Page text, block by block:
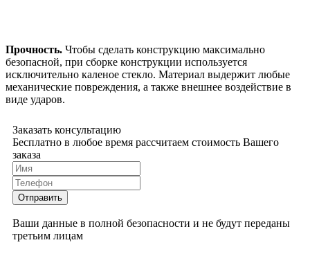
Прочность. Чтобы сделать конструкцию максимально
безопасной, при сборке конструкции используется
исключительно каленое стекло. Материал выдержит любые
механические повреждения, а также внешнее воздействие в
виде ударов.
Заказать консультацию
Бесплатно в любое время рассчитаем стоимость Вашего
заказа
Ваши данные в полной безопасности и не будут переданы
третьим лицам